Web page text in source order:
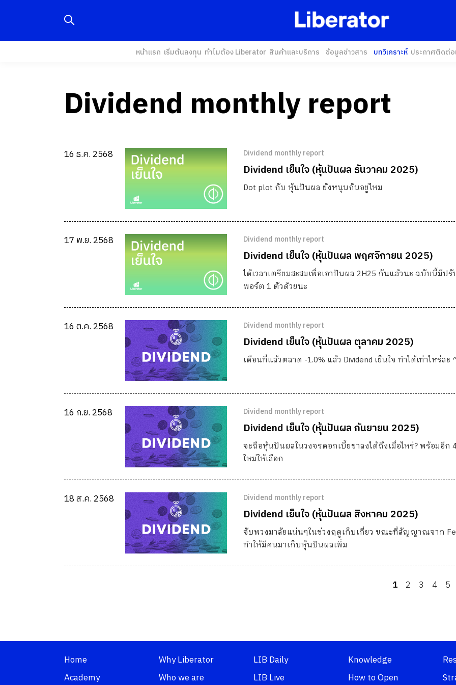
หน้าแรก เริ่มต้นลงทุน ทำไมต้อง Liberator สินค้าและบริการ ข้อมูลข่าวสาร บทวิเคราะห์ ประกาศติดต่อ
Dividend monthly report
16 ธ.ค. 2568 Dividend monthly report
Dividend เย็นใจ (หุ้นปันผล ธันวาคม 2025)
Dot plot กับ หุ้นปันผล ยังหนุนกันอยู่ไหม
17 พ.ย. 2568 Dividend monthly report
Dividend เย็นใจ (หุ้นปันผล พฤศจิกายน 2025)
ได้เวลาเตรียมสะสมเพื่อเอาปันผล 2H25 กันแล้วนะ ฉบับนี้มีปรั
พอร์ต 1 ตัวด้วยนะ
16 ต.ค. 2568 Dividend monthly report
Dividend เย็นใจ (หุ้นปันผล ตุลาคม 2025)
เดือนที่แล้วตลาด -1.0% แล้ว Dividend เย็นใจ ทำได้เท่าไหร่ละ
16 ก.ย. 2568 Dividend monthly report
Dividend เย็นใจ (หุ้นปันผล กันยายน 2025)
จะถือหุ้นปันผลในวงจรดอกเบี้ยขาลงได้ถึงเมื่อไหร่? พร้อมอีก
ใหม่ให้เลือก
18 ส.ค. 2568 Dividend monthly report
Dividend เย็นใจ (หุ้นปันผล สิงหาคม 2025)
จับพวงมาลัยแน่นๆในช่วงฤดูเก็บเกี่ยว ขณะที่สัญญาณจาก
ทำให้มีคนมาเก็บหุ้นปันผลเพิ่ม
1 2 3 4 5
Home
Academy
Why Liberator
Who we are
LIB Daily
LIB Live
Knowledge
How to Open